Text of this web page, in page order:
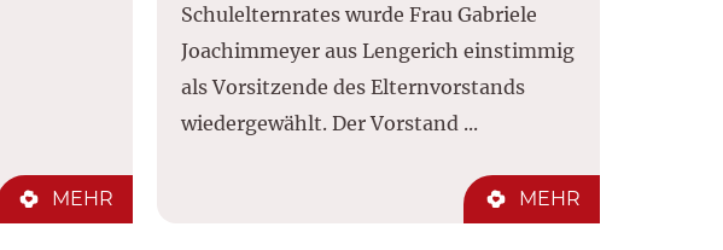
MEHR
Schulelternrates wurde Frau Gabriele
Joachimmeyer aus Lengerich einstimmig
als Vorsitzende des Elternvorstands
wiedergewählt. Der Vorstand ...
MEHR